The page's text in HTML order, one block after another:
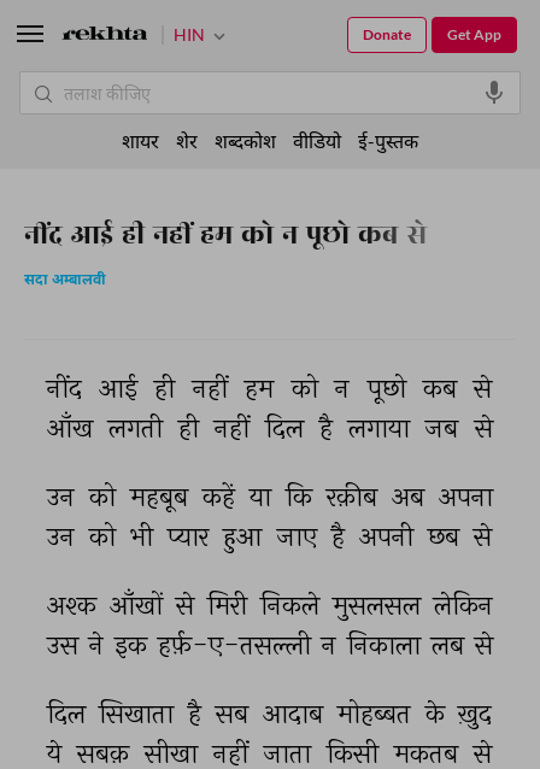
नींद आई ही नहीं हम को न पूछो कब से
सदा अम्बालवी
नींद आई ही नहीं हम को न पूछो कब से
आँख लगती ही नहीं दिल है लगाया जब से
उन को महबूब कहें या कि रक़ीब अब अपना
उन को भी प्यार हुआ जाए है अपनी छब से
अश्क आँखों से मिरी निकले मुसलसल लेकिन
उस ने इक हर्फ़-ए-तसल्ली न निकाला लब से
दिल सिखाता है सब आदाब मोहब्बत के ख़ुद
ये सबक़ सीखा नहीं जाता किसी मकतब से
HIN Get App
Donate
शायर शेर शब्दकोश वीडियो ई-पुस्तक